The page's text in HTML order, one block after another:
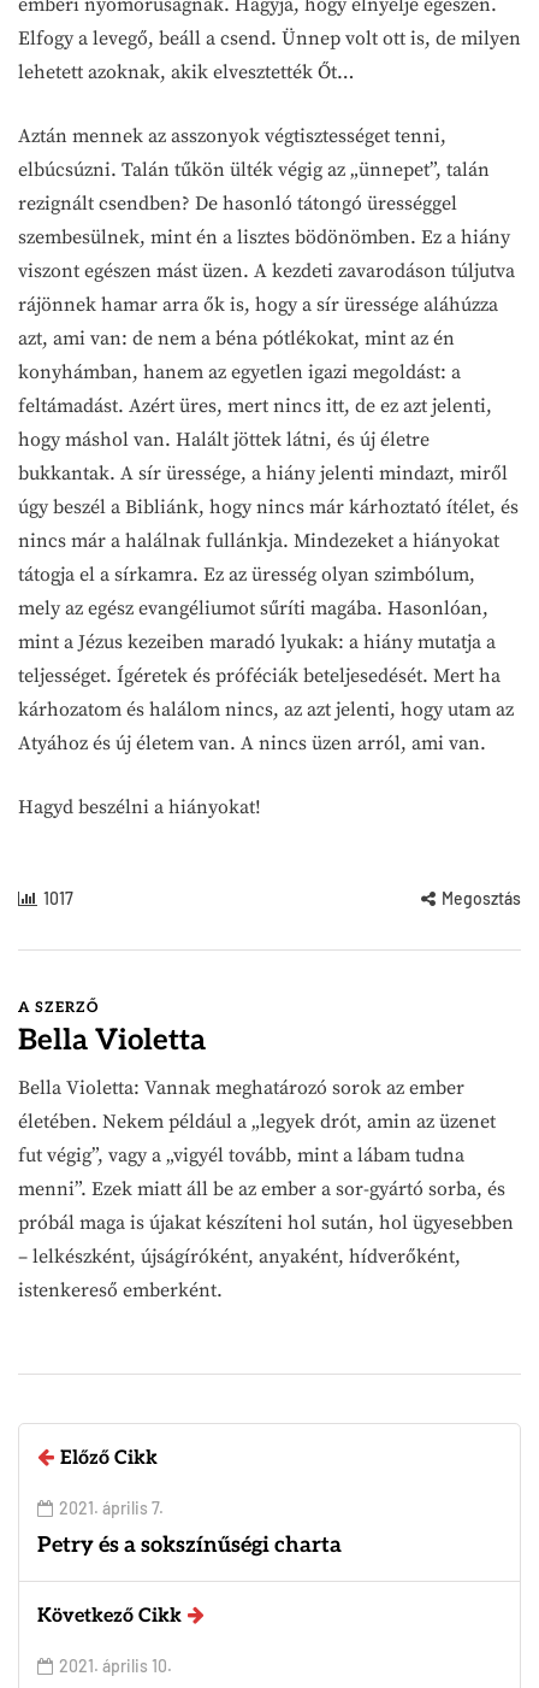
Elfogy a levegő, beáll a csend. Ünnep volt ott is, de milyen
lehetett azoknak, akik elvesztették Őt…
Aztán mennek az asszonyok végtisztességet tenni,
elbúcsúzni. Talán tűkön ülték végig az „ünnepet”, talán
rezignált csendben? De hasonló tátongó ürességgel
szembesülnek, mint én a lisztes bödönömben. Ez a hiány
viszont egészen mást üzen. A kezdeti zavarodáson túljutva
rájönnek hamar arra ők is, hogy a sír üressége aláhúzza
azt, ami van: de nem a béna pótlékokat, mint az én
konyhámban, hanem az egyetlen igazi megoldást: a
feltámadást. Azért üres, mert nincs itt, de ez azt jelenti,
hogy máshol van. Halált jöttek látni, és új életre
bukkantak. A sír üressége, a hiány jelenti mindazt, miről
úgy beszél a Bibliánk, hogy nincs már kárhoztató ítélet, és
nincs már a halálnak fullánkja. Mindezeket a hiányokat
tátogja el a sírkamra. Ez az üresség olyan szimbólum,
mely az egész evangéliumot sűríti magába. Hasonlóan,
mint a Jézus kezeiben maradó lyukak: a hiány mutatja a
teljességet. Ígéretek és próféciák beteljesedését. Mert ha
kárhozatom és halálom nincs, az azt jelenti, hogy utam az
Atyához és új életem van. A nincs üzen arról, ami van.
Hagyd beszélni a hiányokat!
1017 Megosztás
A SZERZŐ
Bella Violetta
Bella Violetta: Vannak meghatározó sorok az ember
életében. Nekem például a „legyek drót, amin az üzenet
fut végig”, vagy a „vigyél tovább, mint a lábam tudna
menni”. Ezek miatt áll be az ember a sor-gyártó sorba, és
próbál maga is újakat készíteni hol sután, hol ügyesebben
– lelkészként, újságíróként, anyaként, hídverőként,
istenkereső emberként.
Előző Cikk
2021. április 7.
Petry és a sokszínűségi charta
Következő Cikk
2021. április 10.